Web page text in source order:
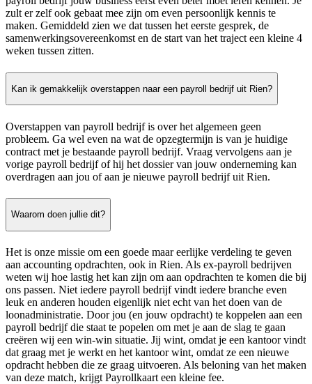
zult er zelf ook gebaat mee zijn om even persoonlijk kennis te
maken. Gemiddeld zien we dat tussen het eerste gesprek, de
samenwerkingsovereenkomst en de start van het traject een kleine 4
weken tussen zitten.
Kan ik gemakkelijk overstappen naar een payroll bedrijf uit Rien?
Overstappen van payroll bedrijf is over het algemeen geen
probleem. Ga wel even na wat de opzegtermijn is van je huidige
contract met je bestaande payroll bedrijf. Vraag vervolgens aan je
vorige payroll bedrijf of hij het dossier van jouw onderneming kan
overdragen aan jou of aan je nieuwe payroll bedrijf uit Rien.
Waarom doen jullie dit?
Het is onze missie om een goede maar eerlijke verdeling te geven
aan accounting opdrachten, ook in Rien. Als ex-payroll bedrijven
weten wij hoe lastig het kan zijn om aan opdrachten te komen die bij
ons passen. Niet iedere payroll bedrijf vindt iedere branche even
leuk en anderen houden eigenlijk niet echt van het doen van de
loonadministratie. Door jou (en jouw opdracht) te koppelen aan een
payroll bedrijf die staat te popelen om met je aan de slag te gaan
creëren wij een win-win situatie. Jij wint, omdat je een kantoor vindt
dat graag met je werkt en het kantoor wint, omdat ze een nieuwe
opdracht hebben die ze graag uitvoeren. Als beloning van het maken
van deze match, krijgt Payrollkaart een kleine fee.